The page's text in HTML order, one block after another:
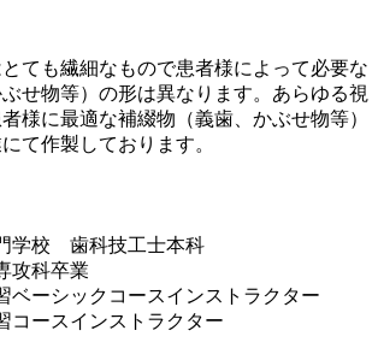
ても繊細なもので患者様によって必要な
せ物等）の形は異なります。あらゆる視
様に最適な補綴物（義歯、かぶせ物等）
て作製しております。
学校 歯科技工士本科
攻科卒業
ベーシックコースインストラクター
コースインストラクター